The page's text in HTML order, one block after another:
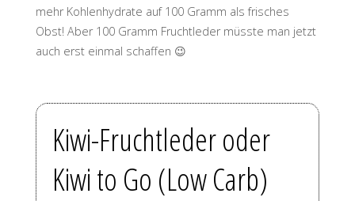
mehr Kohlenhydrate auf 100 Gramm als frisches
Obst! Aber 100 Gramm Fruchtleder müsste man jetzt
auch erst einmal schaffen 😉
Kiwi-Fruchtleder oder
Kiwi to Go (Low Carb)